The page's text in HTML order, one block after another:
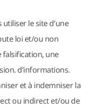
utiliser le site d’une
loi et/ou non
une
d’informations.
et à indemniser la
ou indirect et/ou de